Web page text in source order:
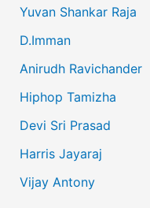
Yuvan Shankar Raja
D.Imman
Anirudh Ravichander
Hiphop Tamizha
Devi Sri Prasad
Harris Jayaraj
Vijay Antony